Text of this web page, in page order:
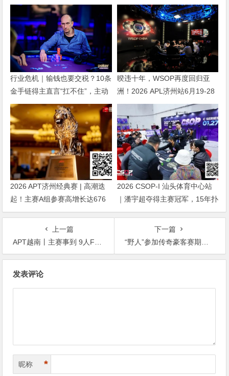
行业危机｜输钱也要交税？10条
金手链得主直言“扛不住”，主动
砍掉四分之三比赛
暌违十年，WSOP再度回归亚
洲！2026 APL济州站6月19-28
日盛大登场！
2026 APT济州经典赛 | 高潮迭
起！主赛A组参赛高增长达676
人次！中国选手 Tony Lin 逆袭
夺超级豪客赛冠军！
2026 CSOP-I 汕头体育中心站
｜潘宇超夺得主赛冠军，15年扑
克路，圆梦CSOP！
上一篇
APT越南丨主赛事到 9人FT；新加坡 Shixiang Khoo 领头APT越南赛事历来最高奖池
下一篇
“野人”参加传奇豪客赛期间被抢！伦敦好危险！
发表评论
昵称 *